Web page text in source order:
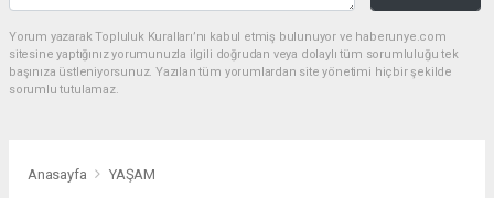
Yorum yazarak Topluluk Kuralları’nı kabul etmiş bulunuyor ve haberunye.com
sitesine yaptığınız yorumunuzla ilgili doğrudan veya dolaylı tüm sorumluluğu tek
başınıza üstleniyorsunuz. Yazılan tüm yorumlardan site yönetimi hiçbir şekilde
sorumlu tutulamaz.
Anasayfa YAŞAM